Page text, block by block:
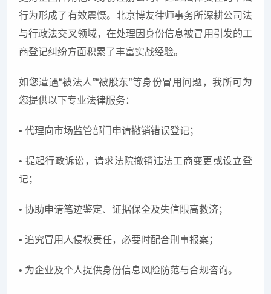
行为形成了有效震慑。北京博友律师事务所深耕公司法
与行政法交叉领域，在处理因身份信息被冒用引发的工
商登记纠纷方面积累了丰富实战经验。
如您遭遇“被法人”“被股东”等身份冒用问题，我所可为
您提供以下专业法律服务：
• 代理向市场监管部门申请撤销错误登记；
• 提起行政诉讼，请求法院撤销违法工商变更或设立登
记；
• 协助申请笔迹鉴定、证据保全及失信限高救济；
• 追究冒用人侵权责任，必要时配合刑事报案；
• 为企业及个人提供身份信息风险防范与合规咨询。